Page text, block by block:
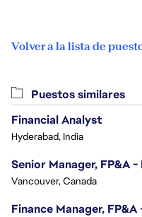
Volver a la lista de
Puestos similares
Financial Analyst
Hyderabad, India
Senior Manager, FP&A
Vancouver, Canada
Finance Manager,